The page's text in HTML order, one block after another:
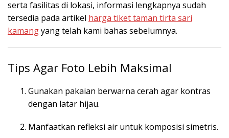
serta fasilitas di lokasi, informasi lengkapnya sudah
tersedia pada artikel harga tiket taman tirta sari
kamangyang telah kami bahas sebelumnya.
Tips Agar Foto Lebih Maksimal
Gunakan pakaian berwarna cerah agar kontras
dengan latar hijau.
Manfaatkan refleksi air untuk komposisi simetris.